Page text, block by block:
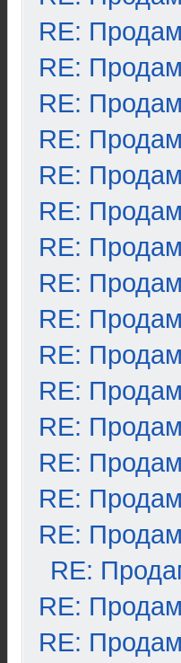
RE:
RE:
RE:
RE:
RE:
RE:
RE:
RE:
RE:
RE:
RE:
RE:
RE:
RE:
RE:
RE:
RE:
RE: